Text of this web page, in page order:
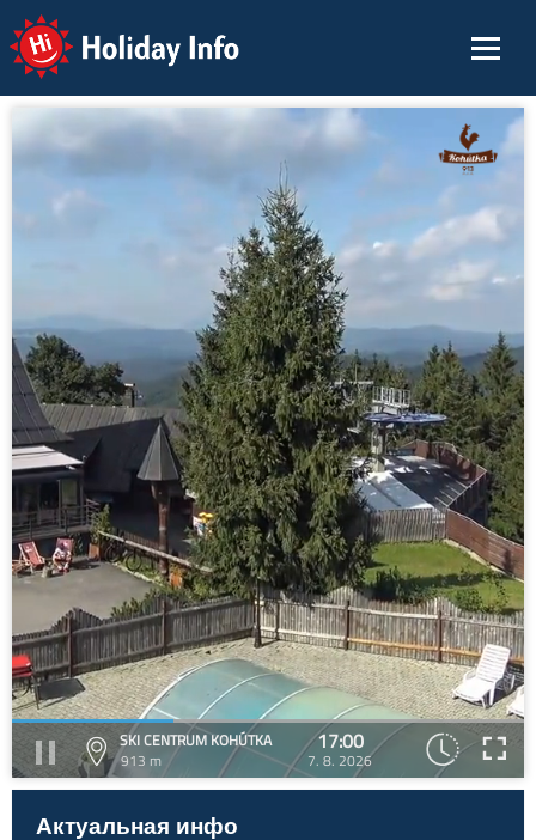
Holiday Info
SKI CENTRUM KOHÚTKA
913 m
17:00
7. 8. 2026
Актуальная инфо